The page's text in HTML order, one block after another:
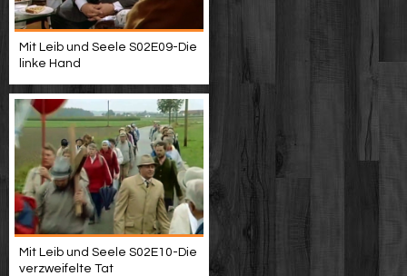
Mit Leib und Seele S02E09-Die
linke Hand
Mit Leib und Seele S02E10-Die
verzweifelte Tat